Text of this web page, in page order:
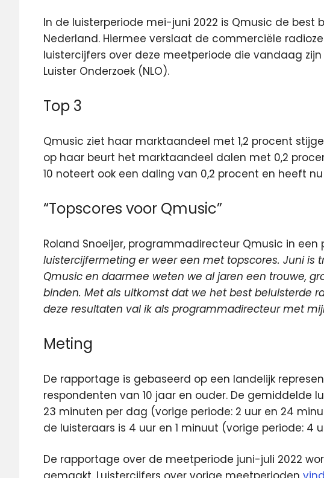
In de luisterperiode mei-juni 2022 is Qmusic de best
Nederland. Hiermee verslaat de commerciële
luistercijfers over deze meetperiode die vandaag
Luister Onderzoek (NLO).
Top 3
Qmusic ziet haar marktaandeel met 1,2 procent
op haar beurt het marktaandeel dalen met 0,2
10 noteert ook een daling van 0,2 procent en heeft
“Topscores voor Qmusic”
Roland Snoeijer, programmadirecteur Qmusic in een
luistercijfermeting er weer een met topscores. Juni is
Qmusic en daarmee weten we al jaren een trouwe,
binden. Met als uitkomst dat we het best beluisterde
deze resultaten val ik als programmadirecteur met
Meting
De rapportage is gebaseerd op een landelijk
respondenten van 10 jaar en ouder. De gemiddelde
23 minuten per dag (vorige periode: 2 uur en 24
de luisteraars is 4 uur en 1 minuut (vorige periode: 4
De rapportage over de meetperiode juni-juli 2022